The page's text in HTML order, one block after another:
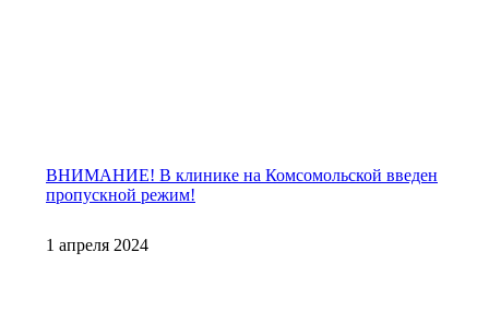
1 апреля 2024
ВНИМАНИЕ! В клинике на Комсомольской введен
пропускной режим!